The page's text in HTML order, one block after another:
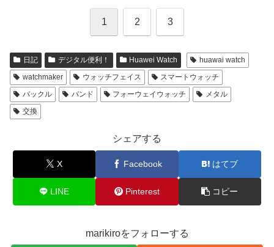
1 2 3
日記 デジタル便利！ Huawei Watch
huawai watch
watchmaker
ウォッチフェイス
スマートウォッチ
バックル
バンド フォーウェイウォッチ
メタル
交換
シェアする
X Facebook はてブ
LINE Pinterest コピー
marikiroをフォローする